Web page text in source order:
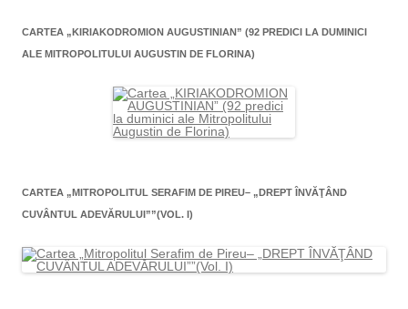
CARTEA „KIRIAKODROMION AUGUSTINIAN” (92 PREDICI LA DUMINICI
ALE MITROPOLITULUI AUGUSTIN DE FLORINA)
CARTEA „MITROPOLITUL SERAFIM DE PIREU– „DREPT ÎNVĂŢÂND
CUVÂNTUL ADEVĂRULUI””(VOL. I)